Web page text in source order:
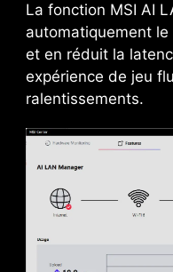
La fonction MSI AI
automatiquement
et en réduit la
expérience de jeu
ralentissements.
PORT USB
Les cartes mères
de placer un
avant du
connexion de
compatibles.